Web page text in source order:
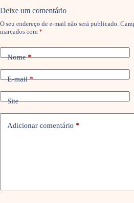
Deixe um comentário
O seu endereço de e-mail não será publicado.
marcados com *
Nome*
E-mail*
Site
Adicionar comentário *